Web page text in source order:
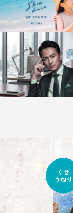
くせ
うねり